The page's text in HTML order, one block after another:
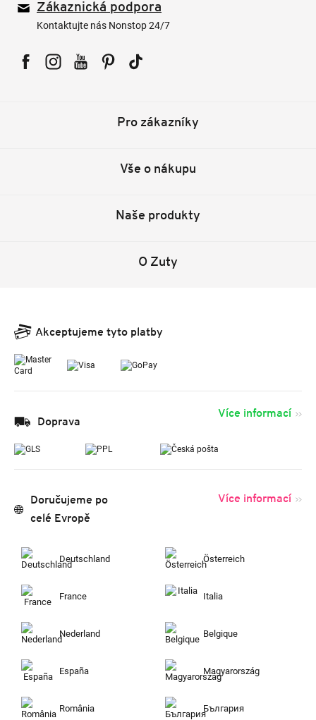
Zákaznická podpora
Kontaktujte nás Nonstop 24/7
Pro zákazníky
Vše o nákupu
Naše produkty
O Zuty
Akceptujeme tyto platby
Doprava
Více informací
Doručujeme po
celé Evropě
Více informací
Deutschland Österreich
France Italia
Nederland Belgique
España Magyarország
România България